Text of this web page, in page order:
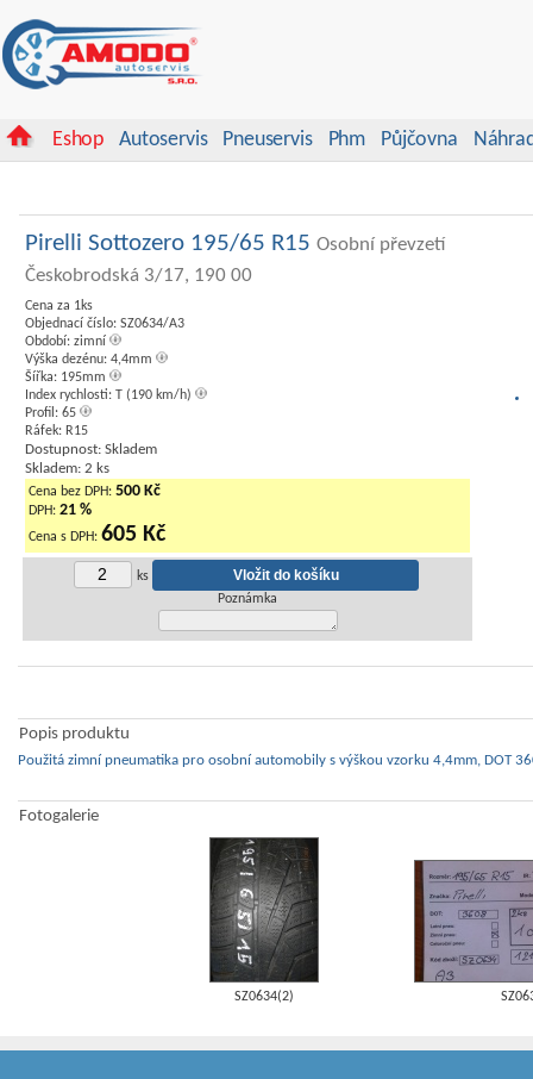
Eshop Autoservis Pneuservis Phm Půjčovna
Pirelli Sottozero 195/65 R15 Osobní převzetí
Českobrodská 3/17, 190 00
Cena za 1ks
Objednací číslo: SZ0634/A3
Období: zimní
Výška dezénu: 4,4mm
Šířka: 195mm
Index rychlosti: T (190 km/h)
Profil: 65
Ráfek: R15
Dostupnost: Skladem
Skladem: 2 ks
Cena bez DPH: 500 Kč
DPH: 21 %
Cena s DPH: 605 Kč
ks
Poznámka
Popis produktu
Použitá zimní pneumatika pro osobní automobily s výškou vzorku 4,4mm, DOT
Fotogalerie
SZ0634(2)